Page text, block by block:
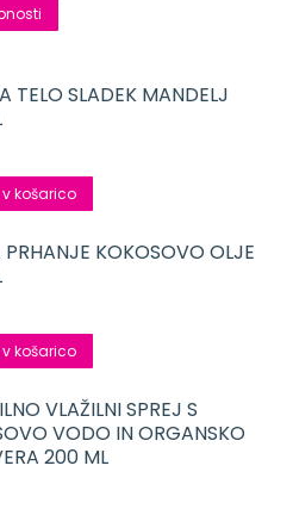
TELO SLADEK MANDELJ
košarico
PRHANJE KOKOSOVO OLJE
košarico
VLAŽILNI SPREJ S
VODO IN ORGANSKO
200 ML